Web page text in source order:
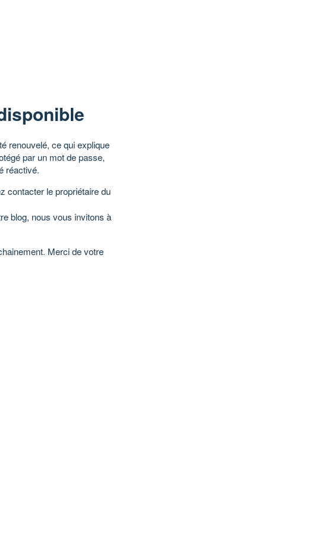
renouvelé, ce qui explique
par un mot de passe,
réactivé.
contacter le propriétaire du
blog, nous vous invitons à
Merci de votre